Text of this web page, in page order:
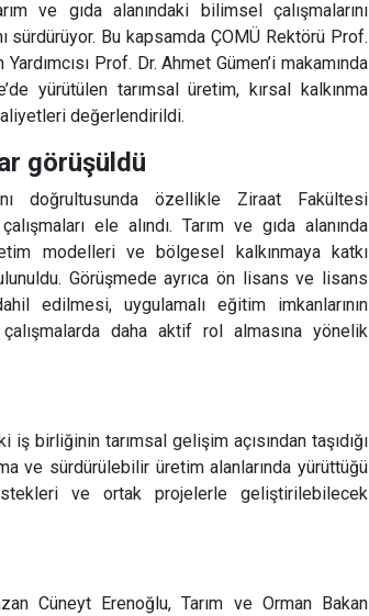
ve gıda alanındaki bilimsel çalışmalarını
sürdürüyor. Bu kapsamda ÇOMÜ Rektörü Prof.
Prof. Dr. Ahmet Gümen’i makamında
yürütülen tarımsal üretim, kırsal kalkınma
değerlendirildi.
görüşüldü
doğrultusunda özellikle Ziraat Fakültesi
ele alındı. Tarım ve gıda alanında
modelleri ve bölgesel kalkınmaya katkı
Görüşmede ayrıca ön lisans ve lisans
edilmesi, uygulamalı eğitim imkanlarının
daha aktif rol almasına yönelik
birliğinin tarımsal gelişim açısından taşıdığı
ve sürdürülebilir üretim alanlarında yürüttüğü
ve ortak projelerle geliştirilebilecek
Cüneyt Erenoğlu, Tarım ve Orman Bakan